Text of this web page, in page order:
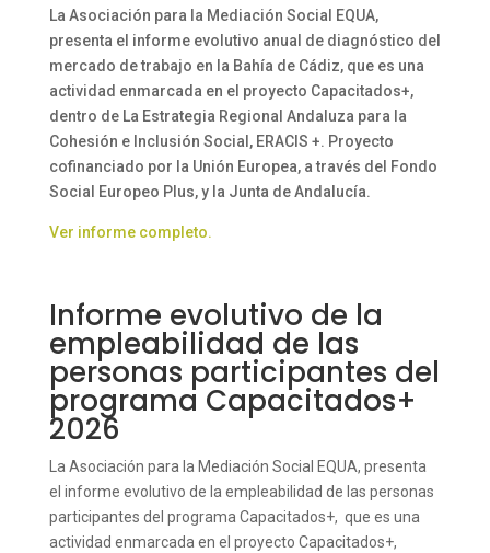
La Asociación para la Mediación Social EQUA,
presenta el informe evolutivo anual de diagnóstico del
mercado de trabajo en la Bahía de Cádiz, que es una
actividad enmarcada en el proyecto Capacitados+,
dentro de La Estrategia Regional Andaluza para la
Cohesión e Inclusión Social, ERACIS +. Proyecto
cofinanciado por la Unión Europea, a través del Fondo
Social Europeo Plus, y la Junta de Andalucía.
Ver informe completo.
Informe evolutivo de la
empleabilidad de las
personas participantes del
programa Capacitados+
2026
La Asociación para la Mediación Social EQUA, presenta
el informe evolutivo de la empleabilidad de las personas
participantes del programa Capacitados+, que es una
actividad enmarcada en el proyecto Capacitados+,